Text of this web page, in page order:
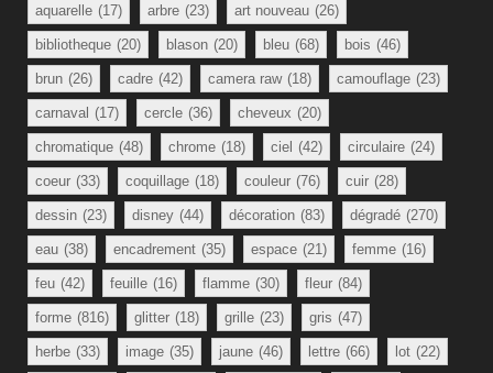
aquarelle (17) arbre (23) art nouveau (26)
bibliotheque (20) blason (20) bleu (68) bois (46)
brun (26) cadre (42) camera raw (18) camouflage (23)
carnaval (17) cercle (36) cheveux (20)
chromatique (48) chrome (18) ciel (42) circulaire (24)
coeur (33) coquillage (18) couleur (76) cuir (28)
dessin (23) disney (44) décoration (83) dégradé (270)
eau (38) encadrement (35) espace (21) femme (16)
feu (42) feuille (16) flamme (30) fleur (84)
forme (816) glitter (18) grille (23) gris (47)
herbe (33) image (35) jaune (46) lettre (66) lot (22)